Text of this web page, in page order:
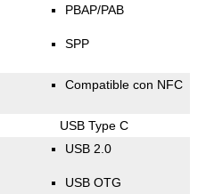
PBAP/PAB
SPP
Compatible con NFC
USB Type C
USB 2.0
USB OTG